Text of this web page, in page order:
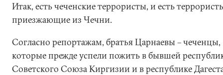
Итак, есть чеченские террористы, и есть
приезжающие из Чечни.
Согласно репортажам, братья Царнаевы – чеченцы,
которые прежде успели пожить в бывшей
Советского Союза Киргизии и в республике